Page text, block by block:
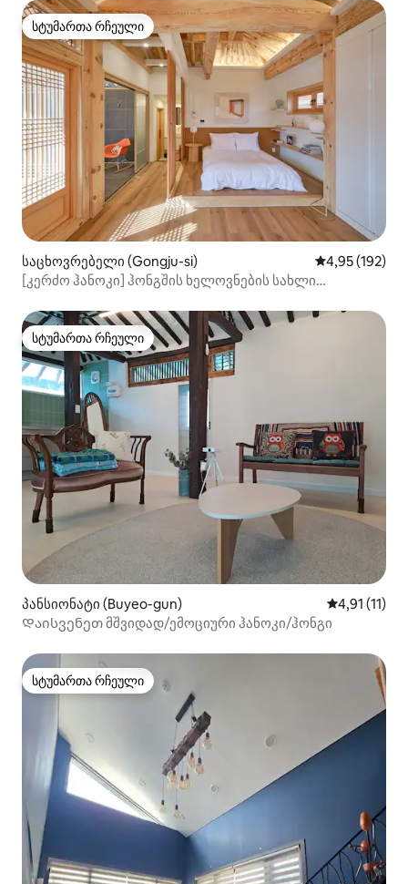
სტუმართა რჩეული
სტუმართა რჩეული
საცხოვრებელი (Gongju-si) საშუალო
4,95 (192)
[კერძო ჰანოკი] ჰონგშის ხელოვნების სახლი
სტუმართა რჩეული
სტუმართა რჩეული
პანსიონატი (Buyeo-gun) საშუალო
4,91 (11)
Დაისვენეთ მშვიდად/ემოციური ჰანოკი/ჰონგი
სტუმართა რჩეული
სტუმართა რჩეული